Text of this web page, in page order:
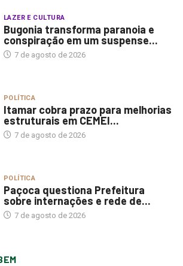
LAZER E CULTURA
Bugonia transforma paranoia e
conspiração em um suspense...
7 de agosto de 2026
POLÍTICA
Itamar cobra prazo para melhorias
estruturais em CEMEI...
7 de agosto de 2026
POLÍTICA
Paçoca questiona Prefeitura
sobre internações e rede de...
7 de agosto de 2026